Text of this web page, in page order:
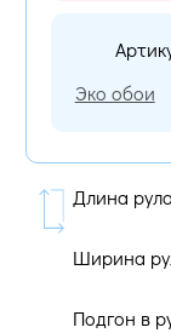
Эко обои
Длина
Ширина
Подгон в